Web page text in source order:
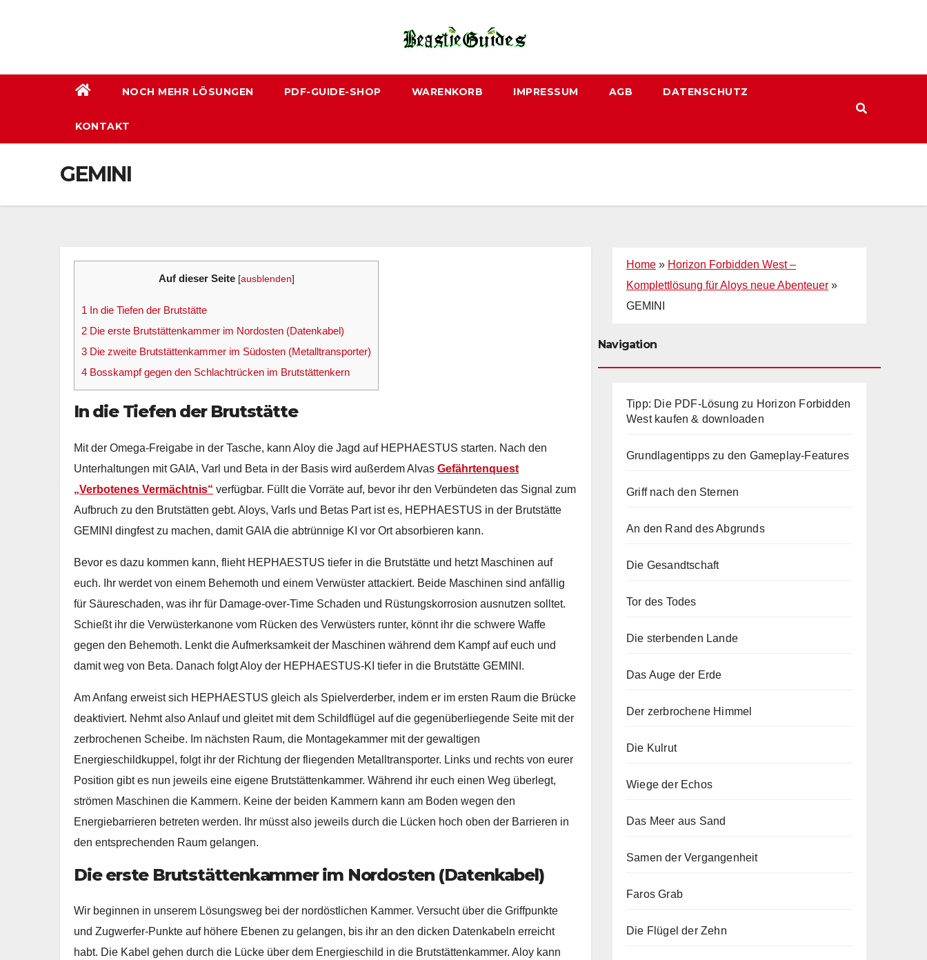
NOCH MEHR LÖSUNGEN PDF-GUIDE-SHOP WARENKORB IMPRESSUM AGB DATENSCHUTZ
KONTAKT
GEMINI
Auf dieser Seite [ausblenden]
1 In die Tiefen der Brutstätte
2 Die erste Brutstättenkammer im Nordosten (Datenkabel)
3 Die zweite Brutstättenkammer im Südosten (Metalltransporter)
4 Bosskampf gegen den Schlachtrücken im Brutstättenkern
In die Tiefen der Brutstätte
Mit der Omega-Freigabe in der Tasche, kann Aloy die Jagd auf HEPHAESTUS starten. Nach den
Unterhaltungen mit GAIA, Varl und Beta in der Basis wird außerdem Alvas Gefährtenquest
„Verbotenes Vermächtnis“ verfügbar. Füllt die Vorräte auf, bevor ihr den Verbündeten das Signal zum
Aufbruch zu den Brutstätten gebt. Aloys, Varls und Betas Part ist es, HEPHAESTUS in der Brutstätte
GEMINI dingfest zu machen, damit GAIA die abtrünnige KI vor Ort absorbieren kann.
Bevor es dazu kommen kann, flieht HEPHAESTUS tiefer in die Brutstätte und hetzt Maschinen auf
euch. Ihr werdet von einem Behemoth und einem Verwüster attackiert. Beide Maschinen sind anfällig
für Säureschaden, was ihr für Damage-over-Time Schaden und Rüstungskorrosion ausnutzen solltet.
Schießt ihr die Verwüsterkanone vom Rücken des Verwüsters runter, könnt ihr die schwere Waffe
gegen den Behemoth. Lenkt die Aufmerksamkeit der Maschinen während dem Kampf auf euch und
damit weg von Beta. Danach folgt Aloy der HEPHAESTUS-KI tiefer in die Brutstätte GEMINI.
Am Anfang erweist sich HEPHAESTUS gleich als Spielverderber, indem er im ersten Raum die Brücke
deaktiviert. Nehmt also Anlauf und gleitet mit dem Schildflügel auf die gegenüberliegende Seite mit der
zerbrochenen Scheibe. Im nächsten Raum, die Montagekammer mit der gewaltigen
Energieschildkuppel, folgt ihr der Richtung der fliegenden Metalltransporter. Links und rechts von eurer
Position gibt es nun jeweils eine eigene Brutstättenkammer. Während ihr euch einen Weg überlegt,
strömen Maschinen die Kammern. Keine der beiden Kammern kann am Boden wegen den
Energiebarrieren betreten werden. Ihr müsst also jeweils durch die Lücken hoch oben der Barrieren in
den entsprechenden Raum gelangen.
Die erste Brutstättenkammer im Nordosten (Datenkabel)
Wir beginnen in unserem Lösungsweg bei der nordöstlichen Kammer. Versucht über die Griffpunkte
und Zugwerfer-Punkte auf höhere Ebenen zu gelangen, bis ihr an den dicken Datenkabeln erreicht
habt. Die Kabel gehen durch die Lücke über dem Energieschild in die Brutstättenkammer. Aloy kann
Home » Horizon Forbidden West –
Komplettlösung für Aloys neue Abenteuer »
GEMINI
Navigation
Tipp: Die PDF-Lösung zu Horizon Forbidden
West kaufen & downloaden
Grundlagentipps zu den Gameplay-Features
Griff nach den Sternen
An den Rand des Abgrunds
Die Gesandtschaft
Tor des Todes
Die sterbenden Lande
Das Auge der Erde
Der zerbrochene Himmel
Die Kulrut
Wiege der Echos
Das Meer aus Sand
Samen der Vergangenheit
Faros Grab
Die Flügel der Zehn